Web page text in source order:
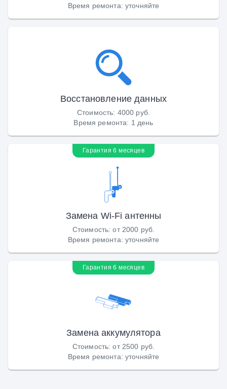
Время ремонта: уточняйте
Восстановление данных
Стоимость: 4000 руб.
Время ремонта: 1 день
Гарантия 6 месяцев
Замена Wi-Fi антенны
Стоимость:от 2000 руб.
Время ремонта: уточняйте
Гарантия 6 месяцев
Замена аккумулятора
Стоимость:от 2500 руб.
Время ремонта: уточняйте